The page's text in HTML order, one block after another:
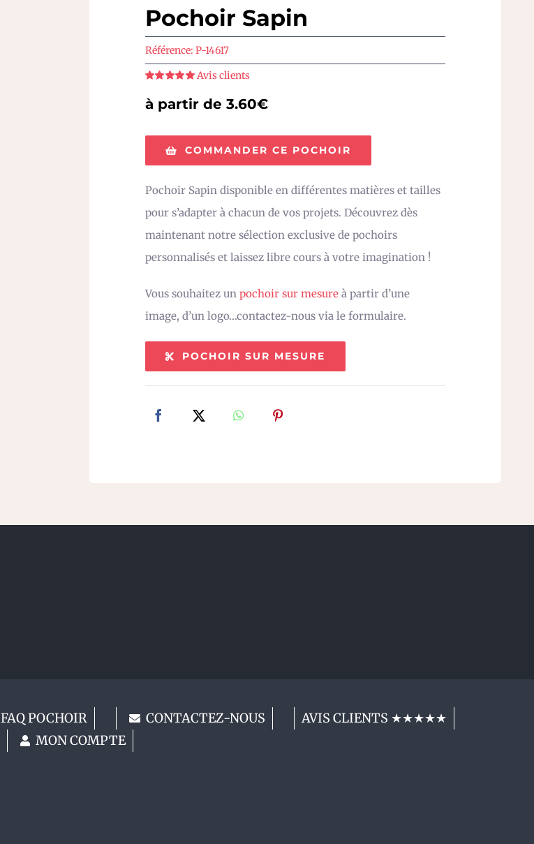
Pochoir Sapin
Référence: P-14617
Avis clients
à partir de 3.60€
COMMANDER CE POCHOIR
Pochoir Sapin disponible en différentes matières et tailles
pour s’adapter à chacun de vos projets. Découvrez dès
maintenant notre sélection exclusive de pochoirs
personnalisés et laissez libre cours à votre imagination !
Vous souhaitez un pochoir sur mesure à partir d’une
image, d’un logo…contactez-nous via le formulaire.
POCHOIR SUR MESURE
FAQ POCHOIR CONTACTEZ-NOUS
AVIS CLIENTS ★★★★★
MON COMPTE